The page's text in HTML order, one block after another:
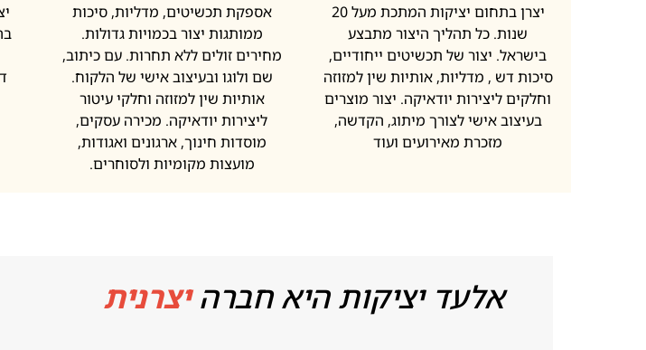
יצרן בתחום יציקות המתכת מעל 20
שנות. כל תהליך היצור מתבצע
בישראל. יצור של תכשיטים ייחודיים,
סיכות דש , מדליות, אותיות שין למזוזה
וחלקים ליצירות יודאיקה. יצור מוצרים
בעיצוב אישי לצורך מיתוג, הקדשה,
מזכרת מאירועים ועוד
אספקת תכשיטים, מדליות, סיכות
ממותגות יצור בכמויות גדולות.
מחירים זולים ללא תחרות. עם כיתוב,
שם ולוגו ובעיצוב אישי של הלקוח.
אותיות שין למזוזה וחלקי עיטור
ליצירות יודאיקה. מכירה עסקים,
מוסדות חינוך, ארגונים ואגודות,
מועצות מקומיות ולסוחרים.
אלעד יציקות היא חברה יצרנית